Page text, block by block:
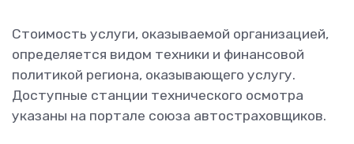
Стоимость услуги, оказываемой организацией,
определяется видом техники и финансовой
политикой региона, оказывающего услугу.
Доступные станции технического осмотра
указаны на портале союза автостраховщиков.